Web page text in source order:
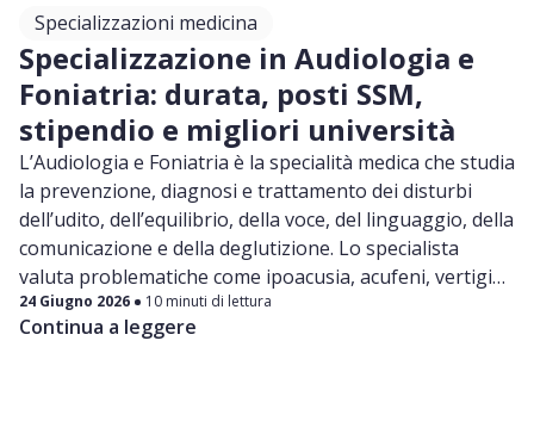
Specializzazioni medicina
Specializzazione in Audiologia e
Foniatria: durata, posti SSM,
stipendio e migliori università
L’Audiologia e Foniatria è la specialità medica che studia
la prevenzione, diagnosi e trattamento dei disturbi
dell’udito, dell’equilibrio, della voce, del linguaggio, della
comunicazione e della deglutizione. Lo specialista
valuta problematiche come ipoacusia, acufeni, vertigini,
disfonia, disturbi del linguaggio e disfagia, lavorando
spesso in collaborazione con altri professionisti
24 Giugno 2026 10 minuti di lettura
Continua a leggere